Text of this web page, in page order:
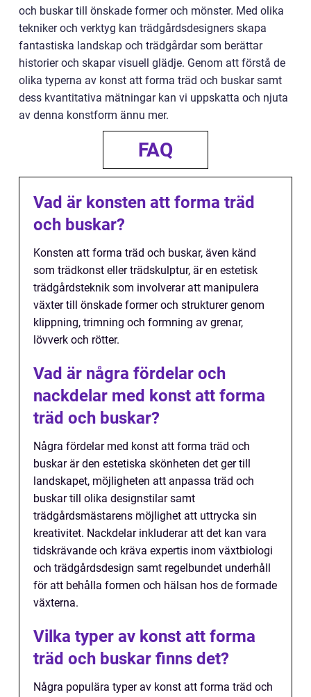
och buskar till önskade former och mönster. Med olika
tekniker och verktyg kan trädgårdsdesigners skapa
fantastiska landskap och trädgårdar som berättar
historier och skapar visuell glädje. Genom att förstå de
olika typerna av konst att forma träd och buskar samt
dess kvantitativa mätningar kan vi uppskatta och njuta
av denna konstform ännu mer.
FAQ
Vad är konsten att forma träd
och buskar?
Konsten att forma träd och buskar, även känd
som trädkonst eller trädskulptur, är en estetisk
trädgårdsteknik som involverar att manipulera
växter till önskade former och strukturer genom
klippning, trimning och formning av grenar,
lövverk och rötter.
Vad är några fördelar och
nackdelar med konst att forma
träd och buskar?
Några fördelar med konst att forma träd och
buskar är den estetiska skönheten det ger till
landskapet, möjligheten att anpassa träd och
buskar till olika designstilar samt
trädgårdsmästarens möjlighet att uttrycka sin
kreativitet. Nackdelar inkluderar att det kan vara
tidskrävande och kräva expertis inom växtbiologi
och trädgårdsdesign samt regelbundet underhåll
för att behålla formen och hälsan hos de formade
växterna.
Vilka typer av konst att forma
träd och buskar finns det?
Några populära typer av konst att forma träd och